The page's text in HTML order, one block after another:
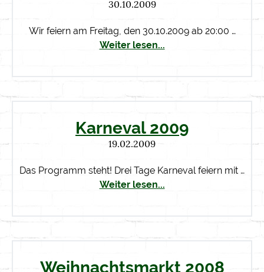
30.10.2009
Wir feiern am Freitag, den 30.10.2009 ab 20:00 …
Weiter lesen...
Karneval 2009
19.02.2009
Das Programm steht! Drei Tage Karneval feiern mit …
Weiter lesen...
Weihnachtsmarkt 2008